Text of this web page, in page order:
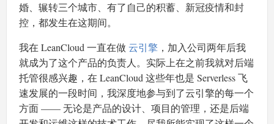
婚、辗转三个城市、有了自己的积蓄、新冠疫情和封
控，都发生在这期间。
我在 LeanCloud 一直在做云引擎 ，加入公司两年后我
就成为了这个产品的负责人。实际上在之前我就对后端
托管很感兴趣，在 LeanCloud 这些年也是 Serverless 飞
速发展的一段时间，我深度地参与到了云引擎的每一个
方面 —— 无论是产品的设计、项目的管理，还是后端